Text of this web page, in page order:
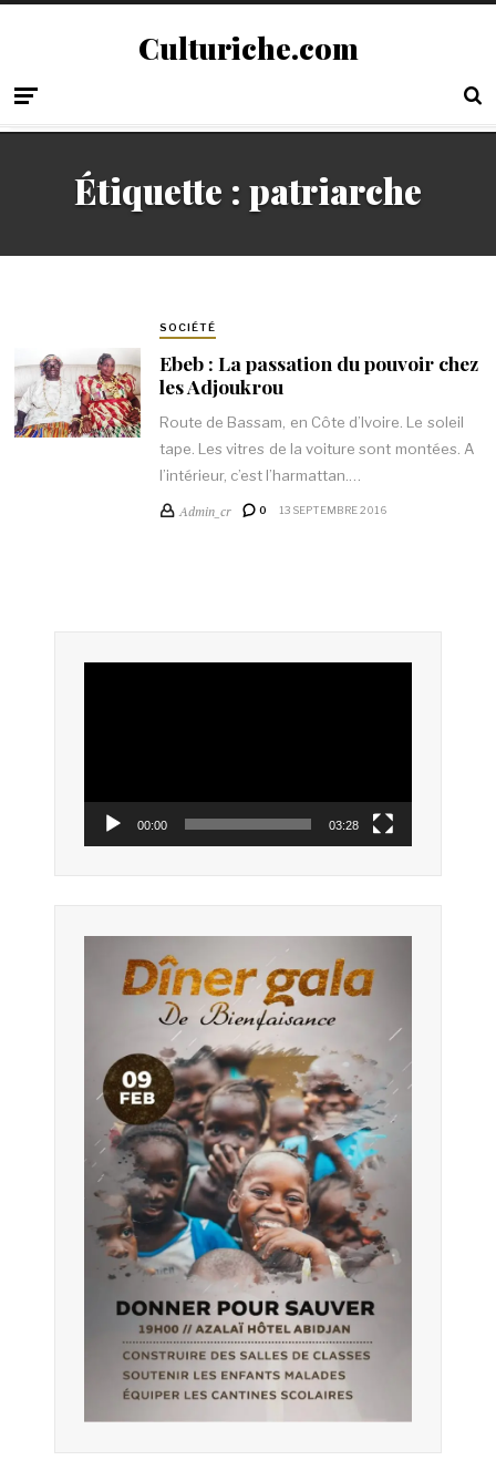
Culturiche.com
Étiquette : patriarche
SOCIÉTÉ
Ebeb : La passation du pouvoir chez
les Adjoukrou
Route de Bassam, en Côte d’Ivoire. Le soleil
tape. Les vitres de la voiture sont montées. A
l’intérieur, c’est l’harmattan.…
Admin_cr 0 13 SEPTEMBRE 2016
00:00 03:28